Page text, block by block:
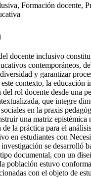
Formación docente,
docente inclusivo
contemporáneos,
y garantizar
contexto, la educación
rol docente desde una
que integre
en la praxis
una matriz epistémica
la práctica para el
en estudiantes con
se desarrolló
documental, con un
población estuvo
con el objeto de